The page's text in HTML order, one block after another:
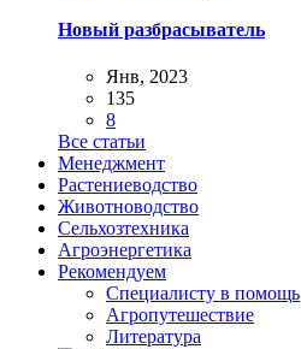
Новый разбрасыватель
Янв, 2023
135
8
Все статьи
Менеджмент
Растениеводство
Животноводство
Сельхозтехника
Агроэнергетика
Рекомендуем
Специалисту в помощь
Агропутешествие
Литература